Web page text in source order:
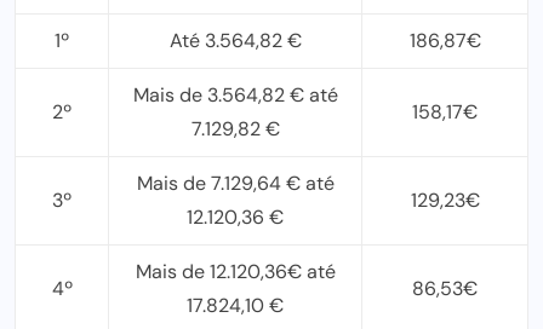
1º Até 3.564,82 € 186,87€
2º
Mais de 3.564,82 € até
7.129,82 €
158,17€
3º
Mais de 7.129,64 € até
12.120,36 €
129,23€
4º
Mais de 12.120,36€ até
17.824,10 €
86,53€